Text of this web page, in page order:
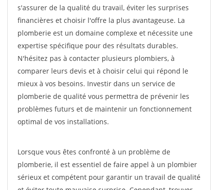
s'assurer de la qualité du travail, éviter les surprises
financières et choisir l'offre la plus avantageuse. La
plomberie est un domaine complexe et nécessite une
expertise spécifique pour des résultats durables.
N'hésitez pas à contacter plusieurs plombiers, à
comparer leurs devis et à choisir celui qui répond le
mieux à vos besoins. Investir dans un service de
plomberie de qualité vous permettra de prévenir les
problèmes futurs et de maintenir un fonctionnement
optimal de vos installations.
Lorsque vous êtes confronté à un problème de
plomberie, il est essentiel de faire appel à un plombier
sérieux et compétent pour garantir un travail de qualité